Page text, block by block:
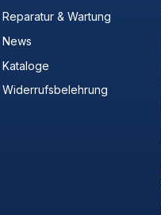
Reparatur & Wartung
News
Kataloge
Widerrufsbelehrung